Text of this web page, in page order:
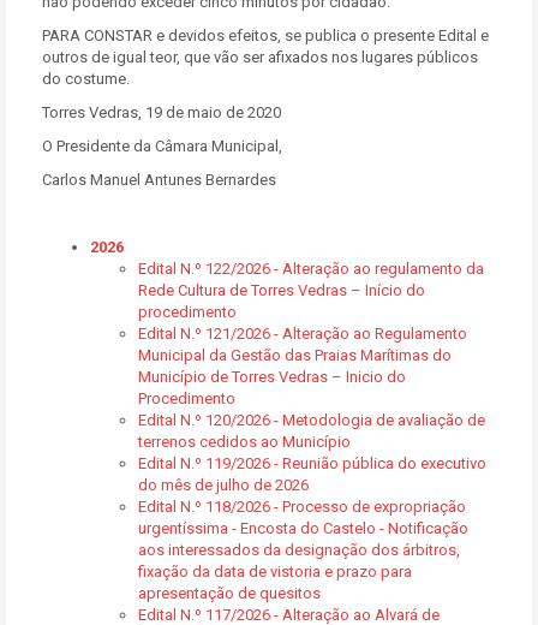
PARA CONSTAR e devidos efeitos, se publica o presente Edital e
outros de igual teor, que vão ser afixados nos lugares públicos
do costume.
Torres Vedras, 19 de maio de 2020
O Presidente da Câmara Municipal,
Carlos Manuel Antunes Bernardes
2026
Edital N.º 122/2026 - Alteração ao regulamento da
Rede Cultura de Torres Vedras – Início do
procedimento
Edital N.º 121/2026 - Alteração ao Regulamento
Municipal da Gestão das Praias Marítimas do
Município de Torres Vedras – Inicio do
Procedimento
Edital N.º 120/2026 - Metodologia de avaliação de
terrenos cedidos ao Município
Edital N.º 119/2026 - Reunião pública do executivo
do mês de julho de 2026
Edital N.º 118/2026 - Processo de expropriação
urgentíssima - Encosta do Castelo - Notificação
aos interessados da designação dos árbitros,
fixação da data de vistoria e prazo para
apresentação de quesitos
Edital N.º 117/2026 - Alteração ao Alvará de